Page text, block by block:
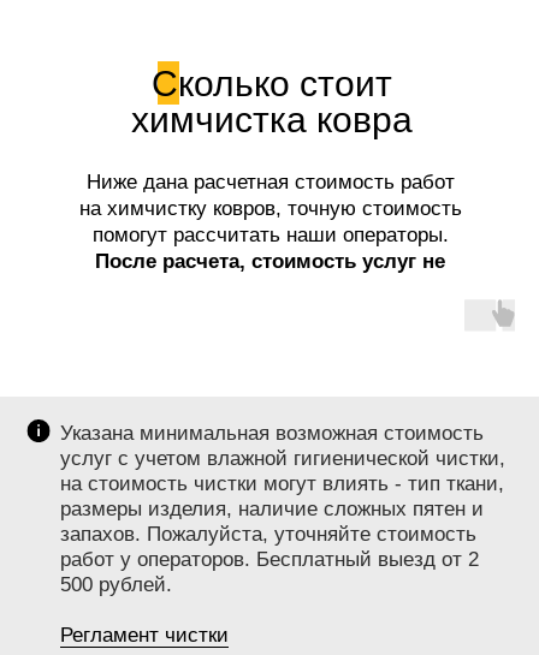
Сколько стоит
химчистка ковра
Ниже дана расчетная стоимость работ
на химчистку ковров, точную стоимость
помогут рассчитать наши операторы.
После расчета, стоимость услуг не
Указана минимальная возможная стоимость
услуг с учетом влажной гигиенической чистки,
на стоимость чистки могут влиять - тип ткани,
размеры изделия, наличие сложных пятен и
запахов. Пожалуйста, уточняйте стоимость
работ у операторов. Бесплатный выезд от 2
500 рублей.
Регламент чистки